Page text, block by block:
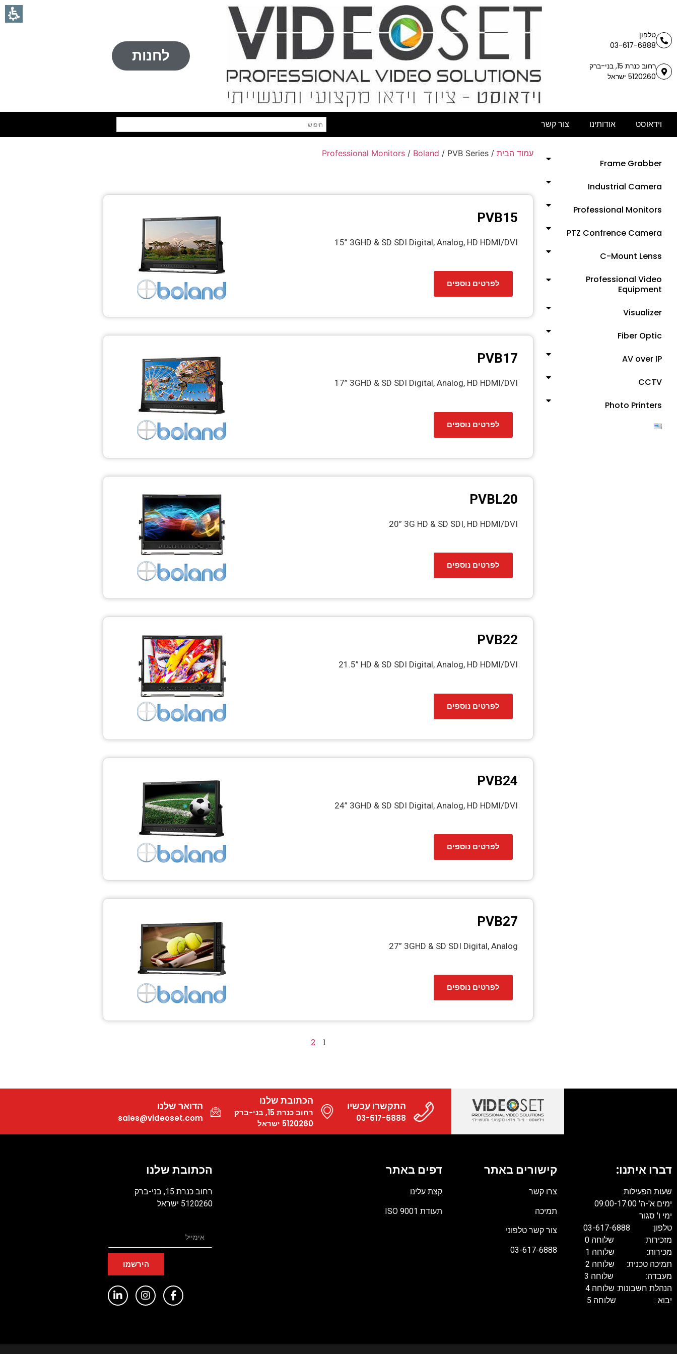
טלפון
03-617-6888
רחוב כנרת 15, בני-ברק
5120260 ישראל
לחנות
וידאוסט אודותינו צור קשר
Frame Grabber
Industrial Camera
Professional Monitors
PTZ Confrence Camera
C-Mount Lenss
Professional Video
Equipment
Visualizer
Fiber Optic
AV over IP
CCTV
Photo Printers
עמוד הבית /
Professional Monitors / Boland / PVB Series
PVB15
15” 3GHD & SD SDI Digital, Analog, HD HDMI/DVI
לפרטים נוספים
PVB17
17” 3GHD & SD SDI Digital, Analog, HD HDMI/DVI
לפרטים נוספים
PVBL20
20” 3G HD & SD SDI, HD HDMI/DVI
לפרטים נוספים
PVB22
21.5” HD & SD SDI Digital, Analog, HD HDMI/DVI
לפרטים נוספים
PVB24
24” 3GHD & SD SDI Digital, Analog, HD HDMI/DVI
לפרטים נוספים
PVB27
27” 3GHD & SD SDI Digital, Analog
לפרטים נוספים
1
2
התקשרו עכשיו
03-617-6888
הכתובת שלנו
רחוב כנרת 15, בני-ברק
5120260 ישראל
הדואר שלנו
sales@videoset.com
דברו איתנו:
שעות הפעילות:
ימים א'-ה' 09:00-17:00
ימי ו' סגור
טלפון: 03-617-6888
מזכירות: שלוחה 0
מכירות: שלוחה 1
תמיכה טכנית: שלוחה 2
מעבדה: שלוחה 3
הנהלת חשבונות: שלוחה 4
יבוא : שלוחה 5
קישורים באתר
צרו קשר
תמיכה
צור קשר טלפוני
03-617-6888
דפים באתר
קצת עלינו
תעודת ISO 9001
הכתובת שלנו
רחוב כנרת 15, בני-ברק
5120260 ישראל
הירשמו